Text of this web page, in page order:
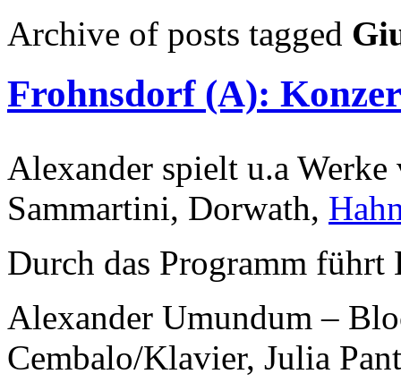
Archive of posts tagged
Frohnsdorf (A):
Alexander spielt u.a
Sammartini, Dorwath,
Durch das Programm
Alexander Umundum –
Cembalo/Klavier, Julia